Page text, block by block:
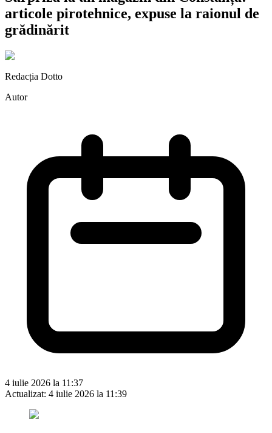
articole pirotehnice, expuse la raionul de
grădinărit
Redacția Dotto
Autor
4 iulie 2026 la 11:37
Actualizat: 4 iulie 2026 la 11:39